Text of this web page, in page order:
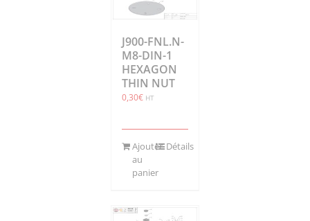
J900-FNL.N-
M8-DIN-1
HEXAGON
THIN NUT
0,30€ HT
Ajouter
au
panier
Détails